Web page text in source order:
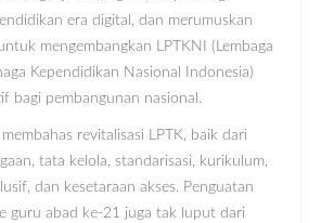
era digital, dan merumuskan
mengembangkan LPTKNI (Lembaga
Kependidikan Nasional Indonesia)
bagi pembangunan nasional.
revitalisasi LPTK, baik dari
tata kelola, standarisasi, kurikulum,
dan kesetaraan akses. Penguatan
guru abad ke-21 juga tak luput dari